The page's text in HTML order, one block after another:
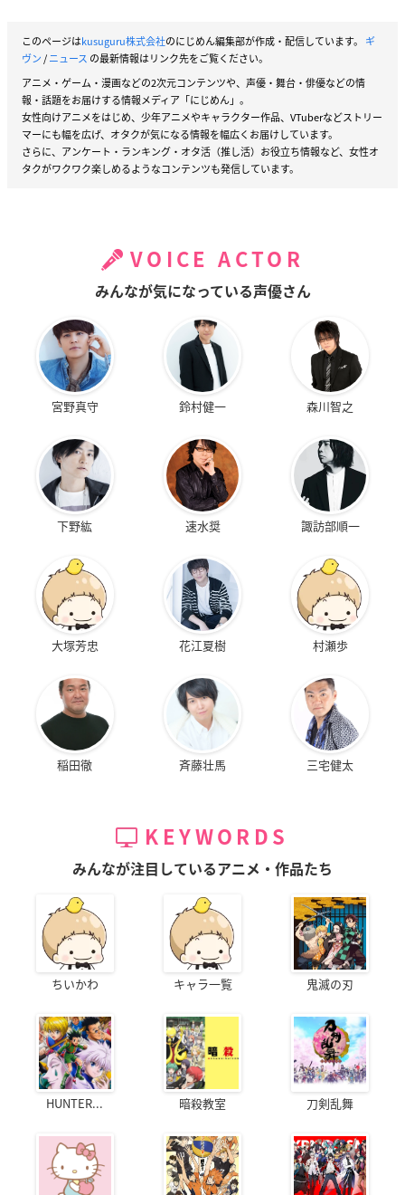
このページはkusuguru株式会社のにじめん編集部が作成・配信しています。 ギ
ヴン/ニュース の最新情報はリンク先をご覧ください。
アニメ・ゲーム・漫画などの2次元コンテンツや、声優・舞台・俳優などの情
報・話題をお届けする情報メディア「にじめん」。
女性向けアニメをはじめ、少年アニメやキャラクター作品、VTuberなどストリー
マーにも幅を広げ、オタクが気になる情報を幅広くお届けしています。
さらに、アンケート・ランキング・オタ活（推し活）お役立ち情報など、女性オ
タクがワクワク楽しめるようなコンテンツも発信しています。
VOICE ACTOR
みんなが気になっている声優さん
宮野真守 鈴村健一 森川智之
下野紘 速水奨 諏訪部順一
大塚芳忠 花江夏樹 村瀬歩
稲田徹 斉藤壮馬 三宅健太
KEYWORDS
みんなが注目しているアニメ・作品たち
ちいかわ キャラ一覧 鬼滅の刃
HUNTER... 暗殺教室 刀剣乱舞